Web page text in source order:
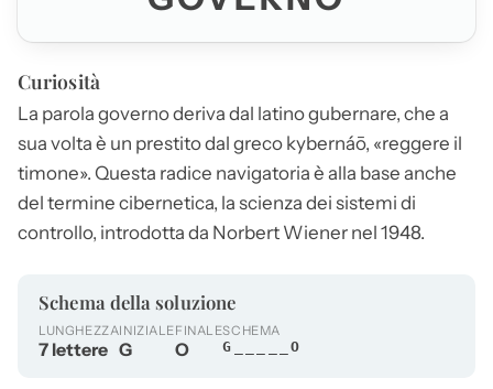
Curiosità
La parola governoderiva dal latino gubernare, che a
sua volta è un prestito dal greco kybernáō, «reggere il
timone». Questa radice navigatoria è alla base anche
del termine cibernetica, la scienza dei sistemi di
controllo, introdotta da Norbert Wiener nel 1948.
Schema della soluzione
LUNGHEZZA
7 lettere
INIZIALE
G
FINALE
O
SCHEMA
G_____O